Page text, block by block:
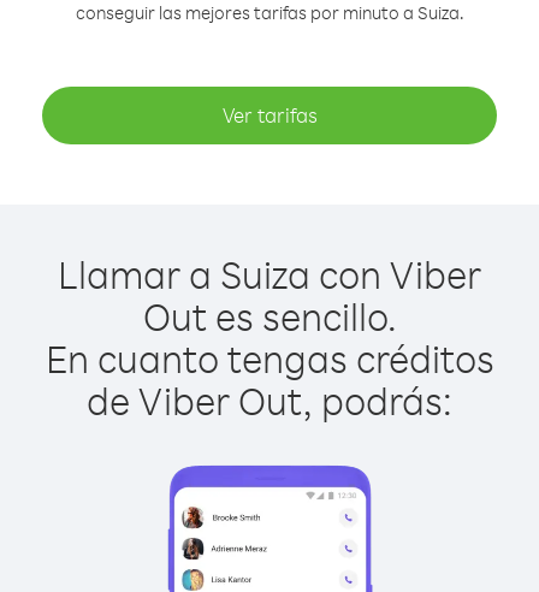
conseguir las mejores tarifas por minuto a Suiza.
Ver tarifas
Llamar a Suiza con Viber
Out es sencillo.
En cuanto tengas créditos
de Viber Out, podrás: